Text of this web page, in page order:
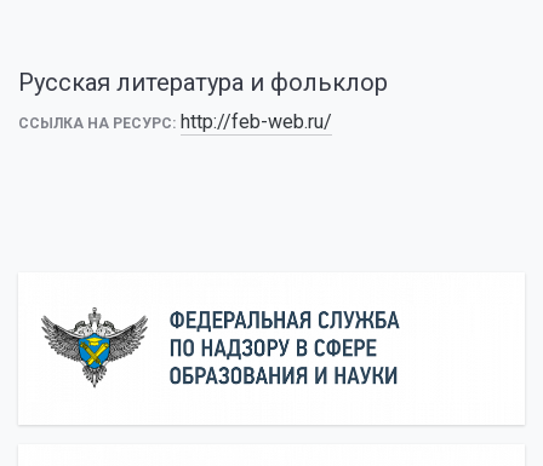
Русская литература и фольклор
ССЫЛКА НА РЕСУРС: http://feb-web.ru/